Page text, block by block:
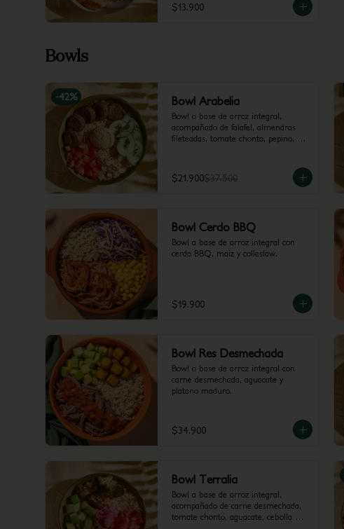
$13.900
Bowls
-42% Bowl Arabelia
Bowl a base de arroz integral,
acompañado de falafel, almendras
fileteadas, tomate chonto, pepino,
$21.900$37.500
Bowl Cerdo BBQ
Bowl a base de arroz integral con
cerdo BBQ, maiz y colleslaw.
$19.900
Bowl Res Desmechada
Bowl a base de arroz integral con
carne desmechada, aguacate y
platano maduro.
$34.900
Bowl Terralia
Bowl a base de arroz integral,
acompañado de carne desmechada,
tomate chonto, aguacate, cebolla